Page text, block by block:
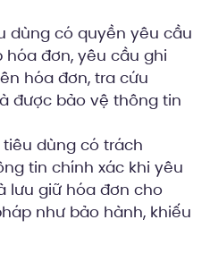
dùng có quyền yêu cầu
đơn, yêu cầu ghi
hóa đơn, tra cứu
được bảo vệ thông tin
tiêu dùng có trách
tin chính xác khi yêu
lưu giữ hóa đơn cho
như bảo hành, khiếu